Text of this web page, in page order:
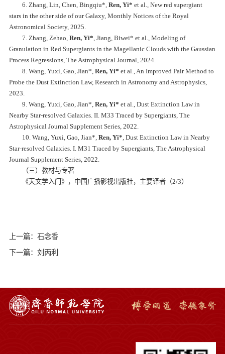
6. Zhang, Lin, Chen, Bingqiu*,Ren, Yi* et al., New red supergiant
stars in the other side of our Galaxy, Monthly Notices of the Royal
Astronomical Society, 2025.
7. Zhang, Zehao,Ren, Yi* , Jiang, Biwei* et al., Modeling of
Granulation in Red Supergiants in the Magellanic Clouds with the Gaussian
Process Regressions, The Astrophysical Journal, 2024.
8. Wang, Yuxi, Gao, Jian*,Ren, Yi* et al., An Improved Pair Method to
Probe the Dust Extinction Law, Research in Astronomy and Astrophysics,
2023.
9. Wang, Yuxi, Gao, Jian*,Ren, Yi* et al., Dust Extinction Law in
Nearby Star-resolved Galaxies. II. M33 Traced by Supergiants, The
Astrophysical Journal Supplement Series, 2022.
10. Wang, Yuxi, Gao, Jian*,Ren, Yi* , Dust Extinction Law in Nearby
Star-resolved Galaxies. I. M31 Traced by Supergiants, The Astrophysical
Journal Supplement Series, 2022.
（三）教材与专著
《天文学入门》，中国广播影视出版社，主要译者（2/3）
上一篇：石念香
下一篇：刘丙利